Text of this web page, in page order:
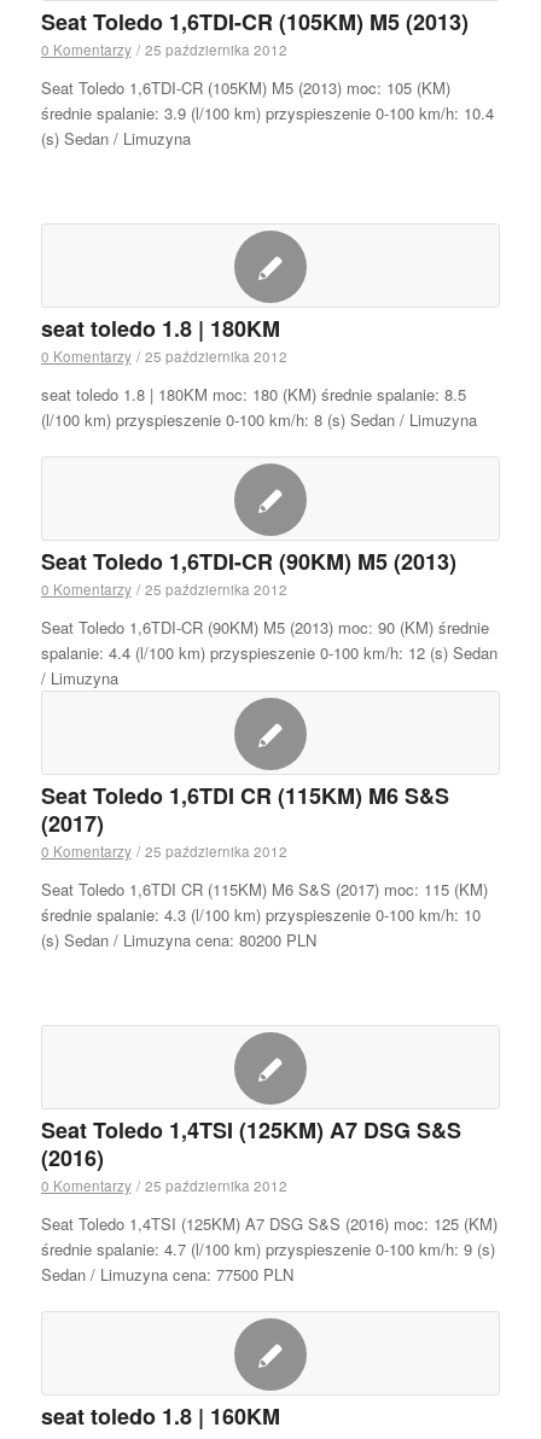
Seat Toledo 1,6TDI-CR (105KM) M5 (2013)
0 Komentarzy / 25 października 2012
Seat Toledo 1,6TDI-CR (105KM) M5 (2013) moc: 105 (KM)
średnie spalanie: 3.9 (l/100 km) przyspieszenie 0-100 km/h: 10.4
(s) Sedan / Limuzyna
seat toledo 1.8 | 180KM
0 Komentarzy / 25 października 2012
seat toledo 1.8 | 180KM moc: 180 (KM) średnie spalanie: 8.5
(l/100 km) przyspieszenie 0-100 km/h: 8 (s) Sedan / Limuzyna
Seat Toledo 1,6TDI-CR (90KM) M5 (2013)
0 Komentarzy / 25 października 2012
Seat Toledo 1,6TDI-CR (90KM) M5 (2013) moc: 90 (KM) średnie
spalanie: 4.4 (l/100 km) przyspieszenie 0-100 km/h: 12 (s) Sedan
/ Limuzyna
Seat Toledo 1,6TDI CR (115KM) M6 S&S
(2017)
0 Komentarzy / 25 października 2012
Seat Toledo 1,6TDI CR (115KM) M6 S&S (2017) moc: 115 (KM)
średnie spalanie: 4.3 (l/100 km) przyspieszenie 0-100 km/h: 10
(s) Sedan / Limuzyna cena: 80200 PLN
Seat Toledo 1,4TSI (125KM) A7 DSG S&S
(2016)
0 Komentarzy / 25 października 2012
Seat Toledo 1,4TSI (125KM) A7 DSG S&S (2016) moc: 125 (KM)
średnie spalanie: 4.7 (l/100 km) przyspieszenie 0-100 km/h: 9 (s)
Sedan / Limuzyna cena: 77500 PLN
seat toledo 1.8 | 160KM